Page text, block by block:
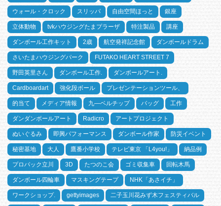
ウォール・クロック スリッパ 自由空間ほっと 銀座
立体動物 tvkハウジングたまプラーザ 特注製品 講座
ダンボール工作キット 2歳 航空発祥記念館 ダンボールドラム
さいたまハウジングパーク FUTAKO HEART STREET 7
野田英里さん ダンボール工作. ダンボールアート.
Cardboardart 強化段ボール プレゼンテーションツール、
的当て メディア情報 九―ベルチップ バッグ 工作
ダンダンボールアート Radicro アートプロジェクト
ぬいぐるみ 即興パフォーマンス ダンボール作家 防災イベント
秘密基地 大人 鷹番小学校 テレビ東京 「L4you!」 納品例
プロパック立川 3D たつのこ会 ゴミ収集車 回転木馬
ダンボール四輪車 マスキングテープ NHK「あさイチ」
ワークショップ. gettyimages 二子玉川花みず木フェスティバル